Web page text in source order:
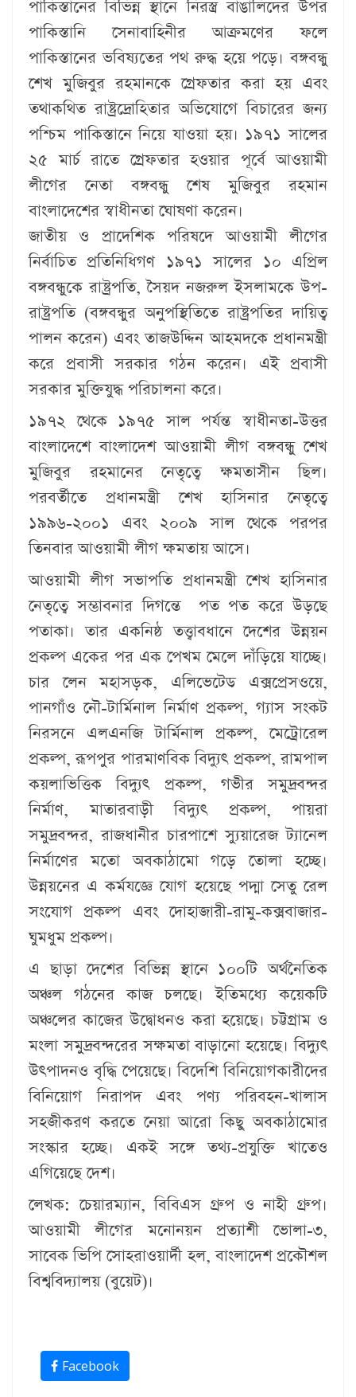
পাকিস্তানের বিভিন্ন স্থানে নিরস্ত্র বাঙালিদের উপর
পাকিস্তানি সেনাবাহিনীর আক্রমণের ফলে
পাকিস্তানের ভবিষ্যতের পথ রুদ্ধ হয়ে পড়ে। বঙ্গবন্ধু
শেখ মুজিবুর রহমানকে গ্রেফতার করা হয় এবং
তথাকথিত রাষ্ট্রদ্রোহিতার অভিযোগে বিচারের জন্য
পশ্চিম পাকিস্তানে নিয়ে যাওয়া হয়। ১৯৭১ সালের
২৫ মার্চ রাতে গ্রেফতার হওয়ার পূর্বে আওয়ামী
লীগের নেতা বঙ্গবন্ধু শেষ মুজিবুর রহমান
বাংলাদেশের স্বাধীনতা ঘোষণা করেন।
জাতীয় ও প্রাদেশিক পরিষদে আওয়ামী লীগের
নির্বাচিত প্রতিনিধিগণ ১৯৭১ সালের ১০ এপ্রিল
বঙ্গবন্ধুকে রাষ্ট্রপতি, সৈয়দ নজরুল ইসলামকে উপ-
রাষ্ট্রপতি (বঙ্গবন্ধুর অনুপস্থিতিতে রাষ্ট্রপতির দায়িত্ব
পালন করেন) এবং তাজউদ্দিন আহমদকে প্রধানমন্ত্রী
করে প্রবাসী সরকার গঠন করেন। এই প্রবাসী
সরকার মুক্তিযুদ্ধ পরিচালনা করে।
১৯৭২ থেকে ১৯৭৫ সাল পর্যন্ত স্বাধীনতা-উত্তর
বাংলাদেশে বাংলাদেশ আওয়ামী লীগ বঙ্গবন্ধু শেখ
মুজিবুর রহমানের নেতৃত্বে ক্ষমতাসীন ছিল।
পরবর্তীতে প্রধানমন্ত্রী শেখ হাসিনার নেতৃত্বে
১৯৯৬-২০০১ এবং ২০০৯ সাল থেকে পরপর
তিনবার আওয়ামী লীগ ক্ষমতায় আসে।
আওয়ামী লীগ সভাপতি প্রধানমন্ত্রী শেখ হাসিনার
নেতৃত্বে সম্ভাবনার দিগন্তে পত পত করে উড়ছে
পতাকা। তার একনিষ্ঠ তত্ত্বাবধানে দেশের উন্নয়ন
প্রকল্প একের পর এক পেখম মেলে দাঁড়িয়ে যাচ্ছে।
চার লেন মহাসড়ক, এলিভেটেড এক্সপ্রেসওয়ে,
পানগাঁও নৌ-টার্মিনাল নির্মাণ প্রকল্প, গ্যাস সংকট
নিরসনে এলএনজি টার্মিনাল প্রকল্প, মেট্রোরেল
প্রকল্প, রূপপুর পারমাণবিক বিদ্যুৎ প্রকল্প, রামপাল
কয়লাভিত্তিক বিদ্যুৎ প্রকল্প, গভীর সমুদ্রবন্দর
নির্মাণ, মাতারবাড়ী বিদ্যুৎ প্রকল্প, পায়রা
সমুদ্রবন্দর, রাজধানীর চারপাশে স্যুয়ারেজ ট্যানেল
নির্মাণের মতো অবকাঠামো গড়ে তোলা হচ্ছে।
উন্নয়নের এ কর্মযজ্ঞে যোগ হয়েছে পদ্মা সেতু রেল
সংযোগ প্রকল্প এবং দোহাজারী-রামু-কক্সবাজার-
ঘুমধুম প্রকল্প।
এ ছাড়া দেশের বিভিন্ন স্থানে ১০০টি অর্থনৈতিক
অঞ্চল গঠনের কাজ চলছে। ইতিমধ্যে কয়েকটি
অঞ্চলের কাজের উদ্বোধনও করা হয়েছে। চট্টগ্রাম ও
মংলা সমুদ্রবন্দরের সক্ষমতা বাড়ানো হয়েছে। বিদ্যুৎ
উৎপাদনও বৃদ্ধি পেয়েছে। বিদেশি বিনিয়োগকারীদের
বিনিয়োগ নিরাপদ এবং পণ্য পরিবহন-খালাস
সহজীকরণ করতে নেয়া আরো কিছু অবকাঠামোর
সংস্কার হচ্ছে। একই সঙ্গে তথ্য-প্রযুক্তি খাতেও
এগিয়েছে দেশ।
লেখক: চেয়ারম্যান, বিবিএস গ্রুপ ও নাহী গ্রুপ।
আওয়ামী লীগের মনোনয়ন প্রত্যাশী ভোলা-৩,
সাবেক ভিপি সোহরাওয়ার্দী হল, বাংলাদেশ প্রকৌশল
বিশ্ববিদ্যালয় (বুয়েট)।
Facebook